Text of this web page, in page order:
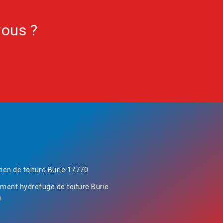
?
de toiture Burie 17770
hydrofuge de toiture Burie